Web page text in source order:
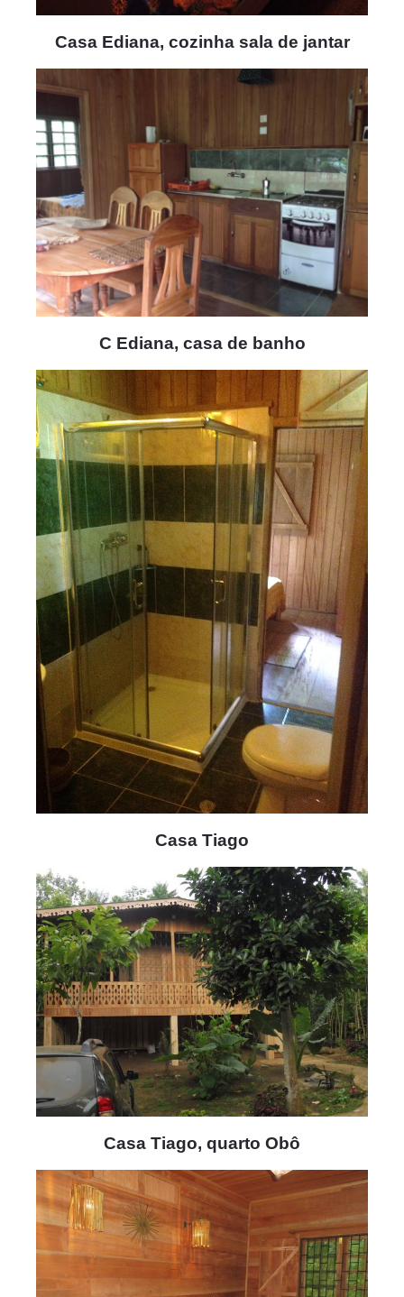
Casa Ediana, cozinha sala de jantar
C Ediana, casa de banho
Casa Tiago
Casa Tiago, quarto Obô